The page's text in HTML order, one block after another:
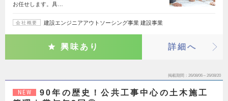
お任せします。具…
会社概要 建設エンジニアアウトソーシング事業 建設事業
興味あり 詳細へ
掲載期間 26/08/06～26/08/20
NEW
90年の歴史！公共工事中心の土木施工